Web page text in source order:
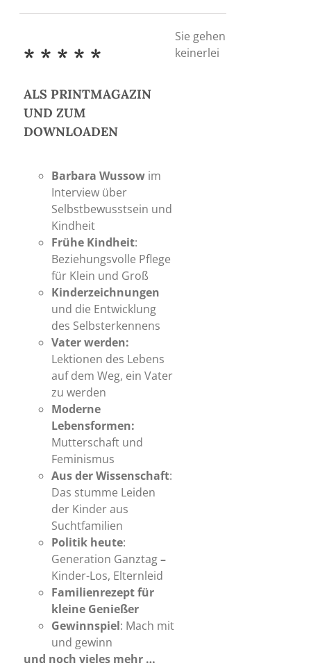
* * * * *
ALS PRINTMAGAZIN
UND ZUM
DOWNLOADEN
Barbara Wussow im
Interview über
Selbstbewusstsein und
Kindheit
Frühe Kindheit:
Beziehungsvolle Pflege
für Klein und Groß
Kinderzeichnungen
und die Entwicklung
des Selbsterkennens
Vater werden:
Lektionen des Lebens
auf dem Weg, ein Vater
zu werden
Moderne
Lebensformen:
Mutterschaft und
Feminismus
Aus der Wissenschaft:
Das stumme Leiden
der Kinder aus
Suchtfamilien
Politik heute:
Generation Ganztag–
Kinder-Los, Elternleid
Familienrezept für
kleine Genießer
Gewinnspiel: Mach mit
und gewinn
und noch vieles mehr …
Sie gehen
keinerlei